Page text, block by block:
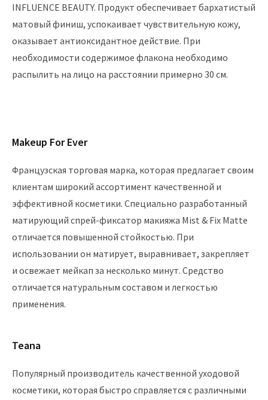
INFLUENCE BEAUTY. Продукт обеспечивает бархатистый
матовый финиш, успокаивает чувствительную кожу,
оказывает антиоксидантное действие. При
необходимости содержимое флакона необходимо
распылить на лицо на расстоянии примерно 30 см.
Makeup For Ever
Французская торговая марка, которая предлагает своим
клиентам широкий ассортимент качественной и
эффективной косметики. Специально разработанный
матирующий спрей-фиксатор макияжа Mist & Fix Matte
отличается повышенной стойкостью. При
использовании он матирует, выравнивает, закрепляет
и освежает мейкап за несколько минут. Средство
отличается натуральным составом и легкостью
применения.
Teana
Популярный производитель качественной уходовой
косметики, которая быстро справляется с различными